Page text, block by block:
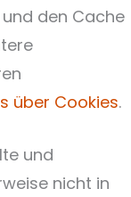
den Cache
über Cookies.
und
nicht in